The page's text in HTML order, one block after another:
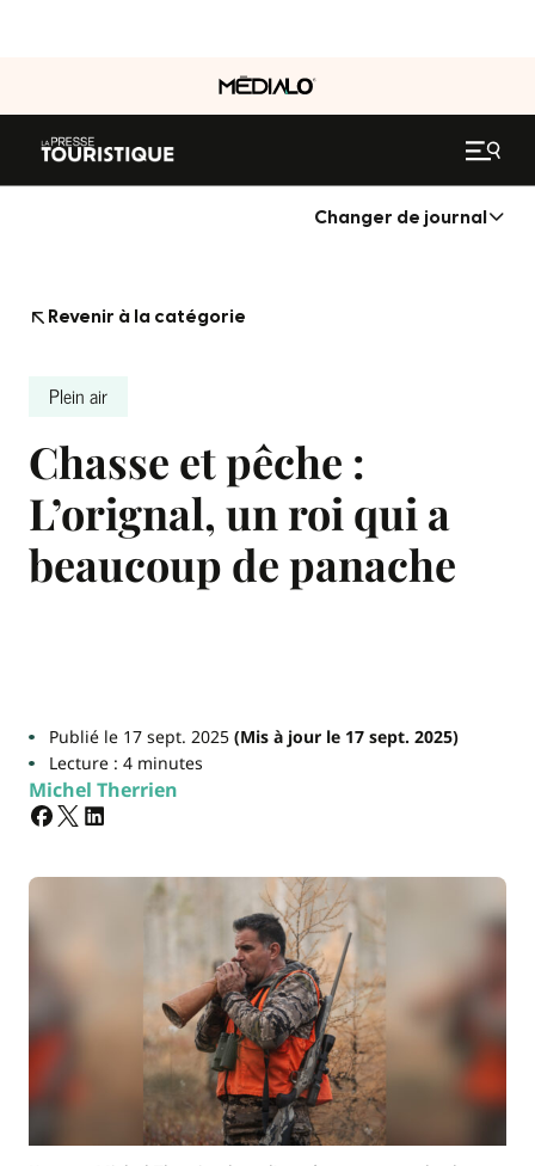
Changer de journal
Revenir à la catégorie
Plein air
Chasse et pêche :
L’orignal, un roi qui a
beaucoup de panache
Publié le 17 sept. 2025(Mis à jour le 17 sept. 2025)
Lecture : 4 minutes
Michel Therrien